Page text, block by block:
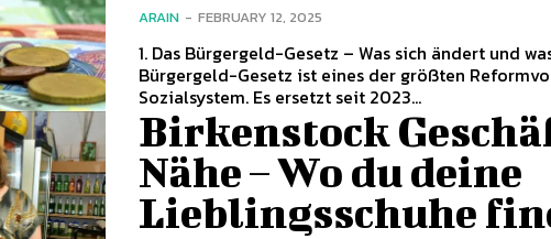
ARAIN - FEBRUARY 12, 2025
1. Das Bürgergeld-Gesetz – Was sich ändert und
Bürgergeld-Gesetz ist eines der größten
Sozialsystem. Es ersetzt seit 2023...
Birkenstock
Nähe – Wo du deine
Lieblingsschuhe